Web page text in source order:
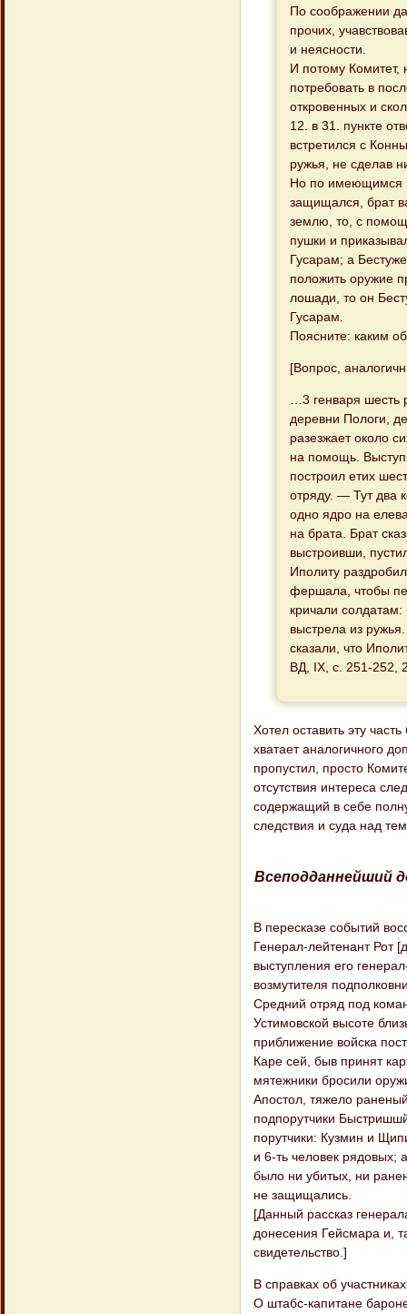
По соображении
прочих,
и неясности.
И потому Комитет,
потребовать в
откровенных и
12. в 31. пункте
встретился с
ружья, не сделав
Но по имеющимся в
защищался, брат
землю, то, с
пушки и
Гусарам; а
положить оружие
лошади, то он
Гусарам.
Поясните: каким
[Вопрос,
…3 генваря шесть
деревни Пологи,
разезжает около
на помощь.
построил етих
отряду. — Тут два
одно ядро на
на брата. Брат
выстроивши,
Иполиту
фершала, чтобы
кричали
выстрела из
сказали, что
ВД, IX, с. 251-252,
Хотел оставить эту
хватает аналогичного
пропустил, просто
отсутствия интереса
содержащий в себе
следствия и суда над
Всеподданнейший
В пересказе событий
Генерал-лейтенант Рот
выступления его
возмутителя
Средний отряд под
Устимовской высоте
приближение войска
Каре сей, быв принят
мятежники бросили
Апостол, тяжело
подпорутчики
порутчики: Кузмин и
и 6-ть человек рядовых;
было ни убитых, ни
не защищались.
[Данный рассказ
донесения Гейсмара и,
свидетельство.]
В справках об
О штабс-капитане